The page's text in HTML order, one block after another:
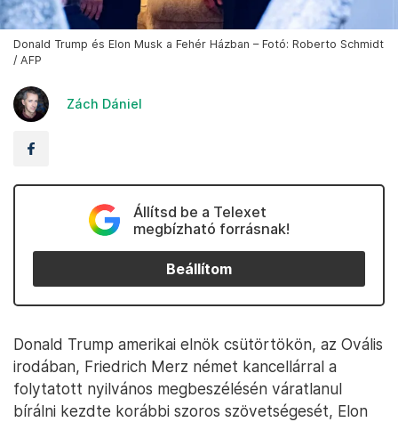
Donald Trump és Elon Musk a Fehér Házban – Fotó: Roberto Schmidt
/ AFP
Zách Dániel
Állítsd be a Telexet
megbízható forrásnak!
Beállítom
Donald Trump amerikai elnök csütörtökön, az Ovális
irodában, Friedrich Merz német kancellárral a
folytatott nyilvános megbeszélésén váratlanul
bírálni kezdte korábbi szoros szövetségesét, Elon